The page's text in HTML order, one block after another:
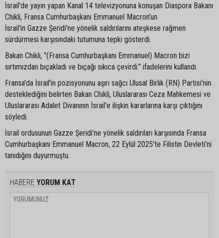
İsrail'de yayın yapan Kanal 14 televizyonuna konuşan Diaspora Bakanı
Chikli, Fransa Cumhurbaşkanı Emmanuel Macron'un
İsrail'in Gazze Şeridi'ne yönelik saldırılarını ateşkese rağmen
sürdürmesi karşısındaki tutumuna tepki gösterdi.
Bakan Chikli, "(Fransa Cumhurbaşkanı Emmanuel) Macron bizi
sırtımızdan bıçakladı ve bıçağı sıkıca çevirdi." ifadelerini kullandı.
Fransa'da İsrail'in pozisyonunu aşırı sağcı Ulusal Birlik (RN) Partisi'nin
desteklediğini belirten Bakan Chikli, Uluslararası Ceza Mahkemesi ve
Uluslararası Adalet Divanının İsrail'e ilişkin kararlarına karşı çıktığını
söyledi.
İsrail ordusunun Gazze Şeridi'ne yönelik saldırıları karşısında Fransa
Cumhurbaşkanı Emmanuel Macron, 22 Eylül 2025'te Filistin Devleti'ni
tanıdığını duyurmuştu.
HABERE YORUM KAT